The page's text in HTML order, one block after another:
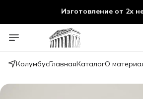
Изготовление от 2х
КолумбусГлавнаяКаталогО